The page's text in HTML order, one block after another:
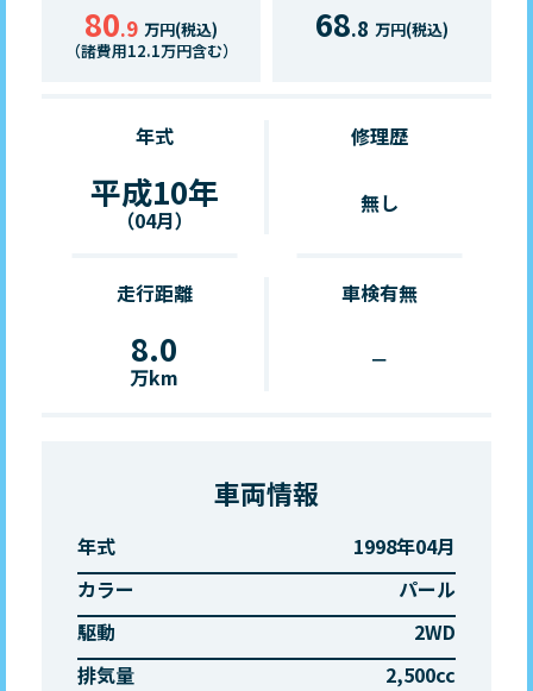
80.9 万円(税込)
（諸費用12.1万円含む）
68.8 万円(税込)
年式
平成10年
（04月）
修理歴
無し
走行距離
8.0
万km
車検有無
－
車両情報
年式
1998年04月
カラー
パール
駆動
2WD
排気量
2,500cc